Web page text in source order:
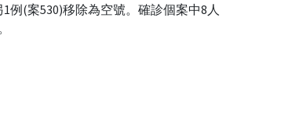
例(案530)移除為空號。確診個案中8人